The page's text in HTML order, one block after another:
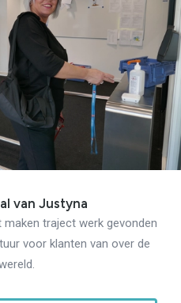
van Justyna
traject werk gevonden
voor klanten van over de